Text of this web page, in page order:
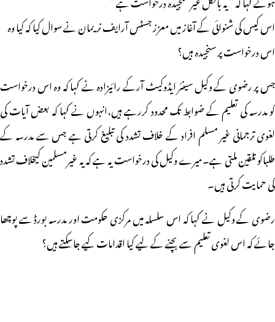
اس کیس کی شنوائی کے آغاز میں معزز جسٹس آرایف نریمان نے سوال کیا کہ کیا وہ
اس درخواست پر سنجیدہ ہیں؟
جس پر رضوی کے وکیل سینئر ایڈوکیٹ آرکے رائیزادہ نے کہا کہ وہ اس درخواست
کو مدرسہ کی تعلیم کے ضوابط تک محدود کررہے ہیں،انہوں نے کہا کہ بعض آیات کی
لغوی ترجمانی غیر مسلم افراد کے خلاف تشدد کی تبلیغ کرتی ہے جس سے مدرسہ کے
طلباکو تلقین ملتی ہے۔میرے وکیل کی درخواست یہ ہے کہ یہ غیرمسلمین کیخلاف تشدد
کی حمایت کرتی ہیں۔
رضوی کے وکیل نے کہا کہ اس سلسلہ میں مرکزی حکومت اور مدرسہ بورڈ سے پوچھا
جائے کہ اس لغوی تعلیم سے بچنے کے لیے کیا اقدامات کیے جاسکتے ہیں؟